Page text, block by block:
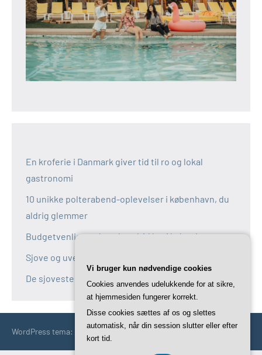
En kroferie i Danmark giver tid til ro og lokal
gastronomi
10 unikke polterabend-oplevelser i københavn, du
aldrig glemmer
Budgetvenlige polterabend-idéer i københavn
Sjove og uventede polterabend-idéer i københavn
De sjoveste aktiviteter til polterabend i københavn
WordPress tema: Occasio by ThemeZee.
Vi bruger kun nødvendige cookies
Cookies anvendes udelukkende for at sikre,
at hjemmesiden fungerer korrekt.
Disse cookies sættes af os og slettes
automatisk, når din session slutter eller efter
kort tid.